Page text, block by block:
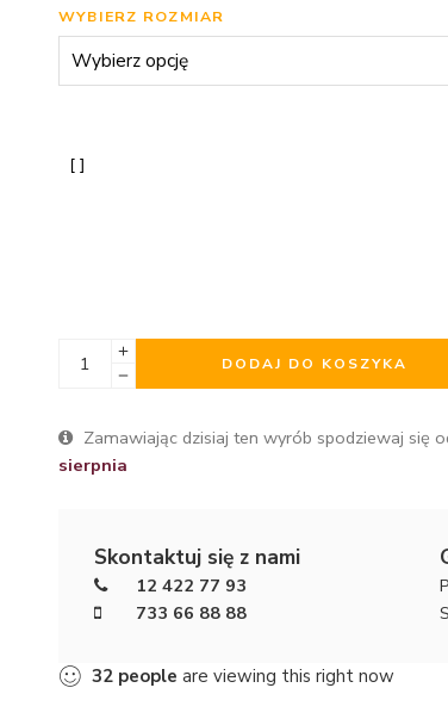
WYBIERZ ROZMIAR
DODAJ DO KOSZYKA
Zamawiając dzisiaj ten wyrób spodziewaj się
sierpnia
Skontaktuj się z nami
12 422 77 93
733 66 88 88
32 people are viewing this right now